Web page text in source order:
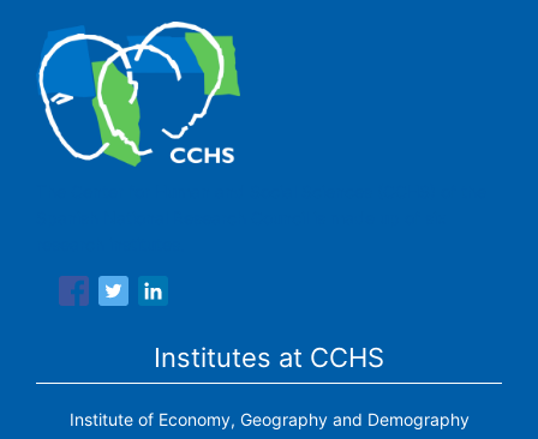
Institutes at CCHS
Institute of Economy, Geography and Demography